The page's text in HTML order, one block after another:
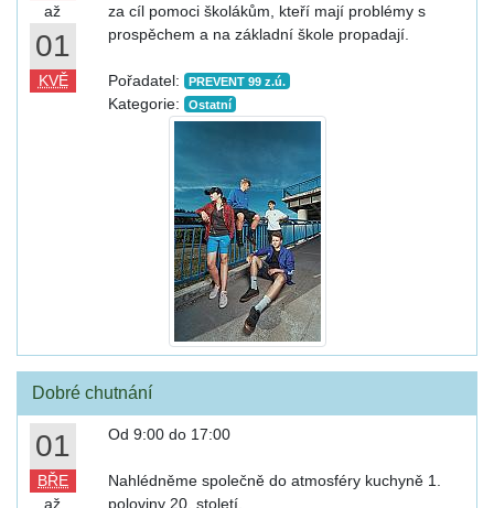
až
01
KVĚ
za cíl pomoci školákům, kteří mají problémy s
prospěchem a na základní škole propadají.
Pořadatel: PREVENT 99 z.ú.
Kategorie: Ostatní
Dobré chutnání
01
BŘE
až
Od 9:00 do 17:00
Nahlédněme společně do atmosféry kuchyně 1.
poloviny 20. století.